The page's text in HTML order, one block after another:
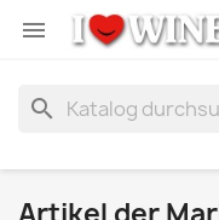

search